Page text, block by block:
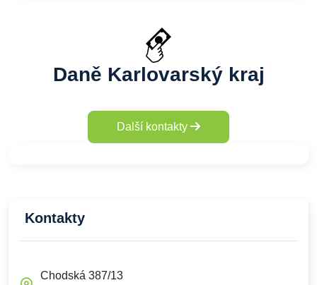
Daně Karlovarský kraj
Další kontakty
Kontakty
Chodská 387/13